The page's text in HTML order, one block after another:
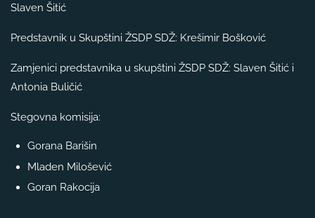
Slaven Šitić
Predstavnik u Skupštini ŽSDP SDŽ: Krešimir Bošković
Zamjenici predstavnika u skupštini ŽSDP SDŽ: Slaven Šitić i
Antonia Buličić
Stegovna komisija:
Gorana Barišin
Mladen Milošević
Goran Rakocija